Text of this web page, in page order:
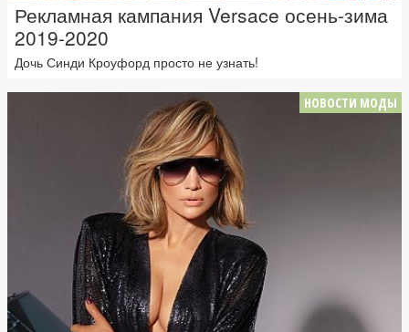
Рекламная кампания Versace осень-зима
2019-2020
Дочь Синди Кроуфорд просто не узнать!
НОВОСТИ МОДЫ